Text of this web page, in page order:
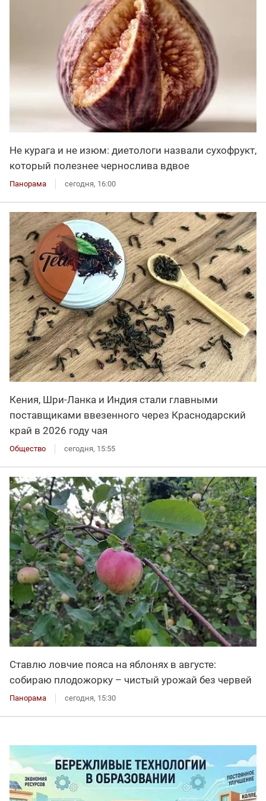
Не курага и не изюм: диетологи назвали сухофрукт,
который полезнее чернослива вдвое
Панорама сегодня, 16:00
Кения, Шри-Ланка и Индия стали главными
поставщиками ввезенного через Краснодарский
край в 2026 году чая
Общество сегодня, 15:55
Ставлю ловчие пояса на яблонях в августе:
собираю плодожорку – чистый урожай без червей
Панорама сегодня, 15:30